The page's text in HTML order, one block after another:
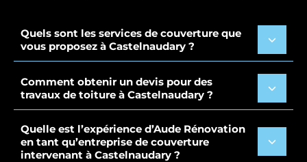
Quels sont les services de couverture que
vous proposez à Castelnaudary ?
Comment obtenir un devis pour des
travaux de toiture à Castelnaudary ?
Quelle est l’expérience d’Aude Rénovation
en tant qu’entreprise de couverture
intervenant à Castelnaudary ?